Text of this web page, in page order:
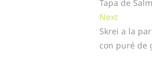
de
Tapa de
NextNext
post:
Skrei a la
con puré de